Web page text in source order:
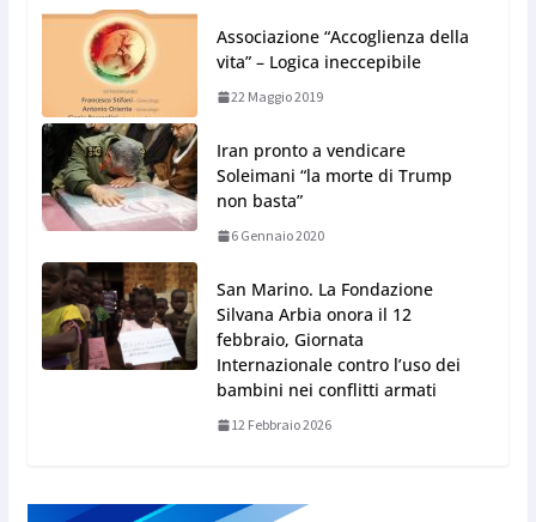
Associazione “Accoglienza della
vita” – Logica ineccepibile
22 Maggio 2019
Iran pronto a vendicare
Soleimani “la morte di Trump
non basta”
6 Gennaio 2020
San Marino. La Fondazione
Silvana Arbia onora il 12
febbraio, Giornata
Internazionale contro l’uso dei
bambini nei conflitti armati
12 Febbraio 2026